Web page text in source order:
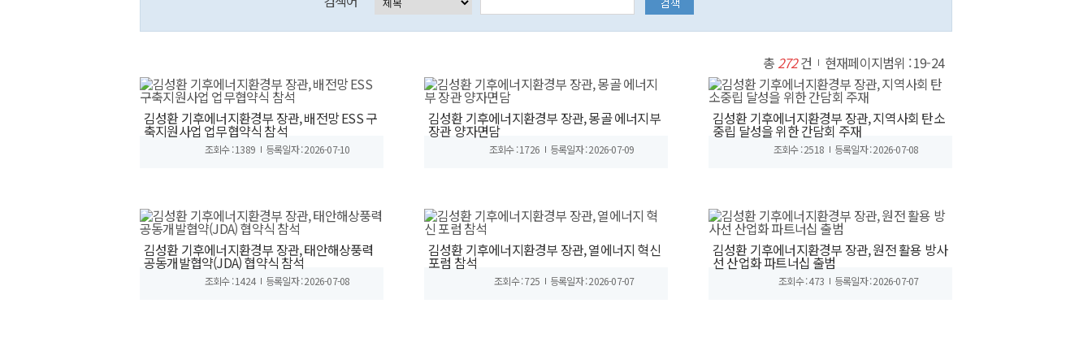
총272건 현재페이지범위 : 19-24
김성환 기후에너지환경부 장관, 배전망 ESS 구
축지원사업 업무협약식 참석
조회수 : 1389 등록일자 : 2026-07-10
김성환 기후에너지환경부 장관, 몽골 에너지부
장관 양자면담
조회수 : 1726 등록일자 : 2026-07-09
김성환 기후에너지환경부 장관, 지역사회 탄소
중립 달성을 위한 간담회 주재
조회수 : 2518 등록일자 : 2026-07-08
김성환 기후에너지환경부 장관, 태안해상풍력
공동개발협약(JDA) 협약식 참석
조회수 : 1424 등록일자 : 2026-07-08
김성환 기후에너지환경부 장관, 열에너지 혁신
포럼 참석
조회수 : 725 등록일자 : 2026-07-07
김성환 기후에너지환경부 장관, 원전 활용 방사
선 산업화 파트너십 출범
조회수 : 473 등록일자 : 2026-07-07